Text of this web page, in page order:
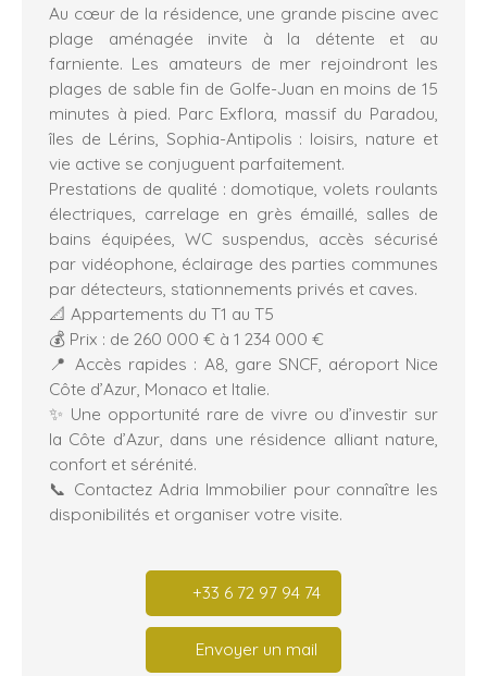
Au cœur de la résidence, une grande piscine avec
plage aménagée invite à la détente et au
farniente. Les amateurs de mer rejoindront les
plages de sable fin de Golfe-Juan en moins de 15
minutes à pied. Parc Exflora, massif du Paradou,
îles de Lérins, Sophia-Antipolis : loisirs, nature et
vie active se conjuguent parfaitement.
Prestations de qualité : domotique, volets roulants
électriques, carrelage en grès émaillé, salles de
bains équipées, WC suspendus, accès sécurisé
par vidéophone, éclairage des parties communes
par détecteurs, stationnements privés et caves.
📐 Appartements du T1 au T5
💰 Prix : de 260 000 € à 1 234 000 €
📍 Accès rapides : A8, gare SNCF, aéroport Nice
Côte d’Azur, Monaco et Italie.
✨ Une opportunité rare de vivre ou d’investir sur
la Côte d’Azur, dans une résidence alliant nature,
confort et sérénité.
📞 Contactez Adria Immobilier pour connaître les
disponibilités et organiser votre visite.
+33 6 72 97 94 74
Envoyer un mail